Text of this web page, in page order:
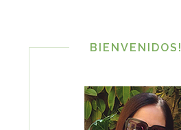
BIENVENIDOS!